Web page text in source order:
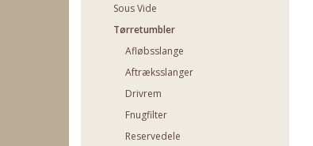
Sous Vide
Tørretumbler
Afløbsslange
Aftræksslanger
Drivrem
Fnugfilter
Reservedele